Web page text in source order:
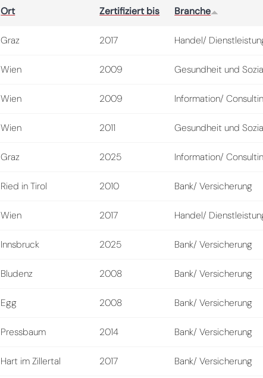
Ort Zertifiziert bis Branche
Graz 2017 Handel/
Wien 2009 Gesundheit und
Wien 2009 Information/
Wien 2011 Gesundheit und
Graz 2025 Information/
Ried in Tirol 2010 Bank/ Versicherung
Wien 2017 Handel/
Innsbruck 2025 Bank/ Versicherung
Bludenz 2008 Bank/ Versicherung
Egg 2008 Bank/ Versicherung
Pressbaum 2014 Bank/ Versicherung
Hart im Zillertal 2017 Bank/ Versicherung